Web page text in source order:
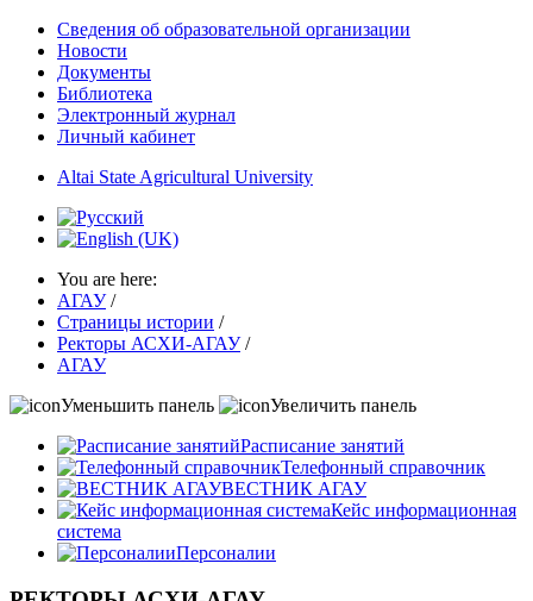
Сведения об образовательной организации
Новости
Документы
Библиотека
Электронный журнал
Личный кабинет
Altai State Agricultural University
You are here:
АГАУ /
Страницы истории /
Ректоры АСХИ-АГАУ /
АГАУ
Уменьшить панель
Увеличить панель
Расписание занятий
Телефонный справочник
ВЕСТНИК АГАУ
Кейс информационная
система
Персоналии